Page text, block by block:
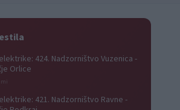
424. Nadzorništvo Vuzenica -
Orlice
421. Nadzorništvo Ravne -